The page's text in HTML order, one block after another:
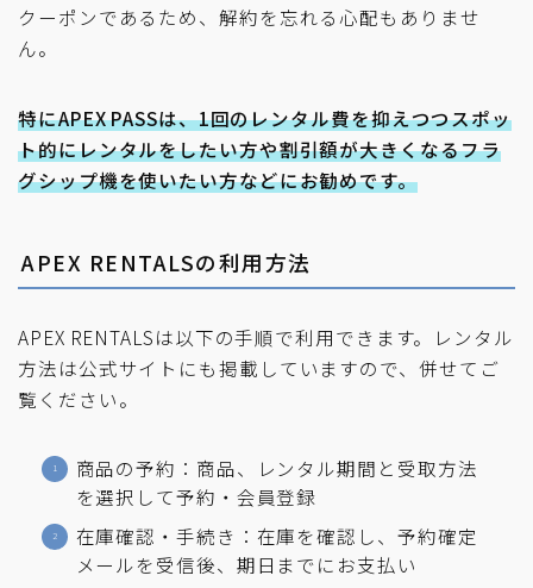
クーポンであるため、解約を忘れる心配もありませ
ん。
特にAPEX PASSは、1回のレンタル費を抑えつつスポッ
ト的にレンタルをしたい方や割引額が大きくなるフラ
グシップ機を使いたい方などにお勧めです。
APEX RENTALSの利用方法
APEX RENTALSは以下の手順で利用できます。レンタル
方法は公式サイトにも掲載していますので、併せてご
覧ください。
商品の予約：商品、レンタル期間と受取方法
を選択して予約・会員登録
在庫確認・手続き：在庫を確認し、予約確定
メールを受信後、期日までにお支払い